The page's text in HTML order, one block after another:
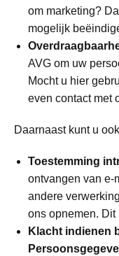
om marketing?
mogelijk
AVG om uw
Mocht u hier
even contact met
Daarnaast kunt u
Toestemming
ontvangen van e-
andere
ons opnemen. Dit
Klacht indienen